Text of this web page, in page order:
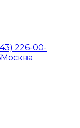
226-00-
Москва